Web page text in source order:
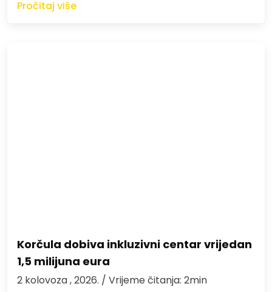
Pročitaj više
Korčula dobiva inkluzivni centar vrijedan
1,5 milijuna eura
2 kolovoza , 2026. / Vrijeme čitanja: 2min